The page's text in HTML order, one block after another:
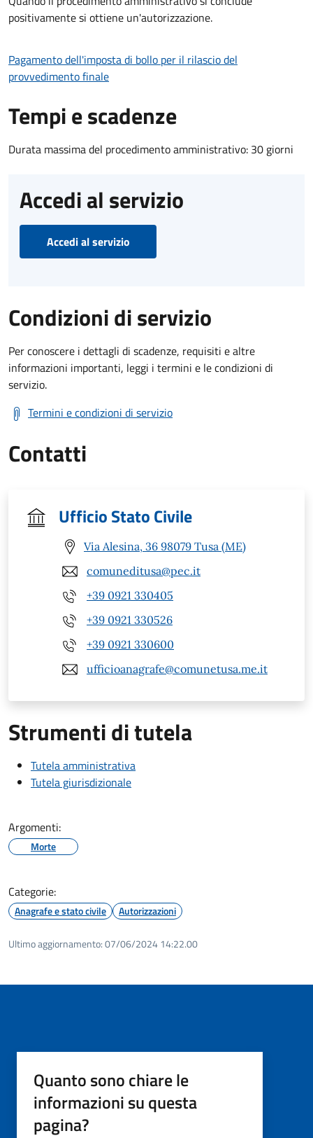
positivamente si ottiene un'autorizzazione.
Pagamento dell'imposta di bollo per il rilascio del
provvedimento finale
Tempi e scadenze
Durata massima del procedimento amministrativo: 30 giorni
Accedi al servizio
Accedi al servizio
Condizioni di servizio
Per conoscere i dettagli di scadenze, requisiti e altre
informazioni importanti, leggi i termini e le condizioni di
servizio.
Termini e condizioni di servizio
Contatti
Ufficio Stato Civile
Via Alesina, 36 98079 Tusa (ME)
comuneditusa@pec.it
+39 0921 330405
+39 0921 330526
+39 0921 330600
ufficioanagrafe@comunetusa.me.it
Strumenti di tutela
Tutela amministrativa
Tutela giurisdizionale
Argomenti:
Morte
Categorie:
Anagrafe e stato civile Autorizzazioni
Ultimo aggiornamento:07/06/2024 14:22.00
Quanto sono chiare le
informazioni su questa
pagina?